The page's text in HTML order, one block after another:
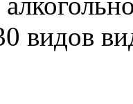
видов